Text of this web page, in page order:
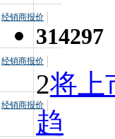
经销商报价
经销商报价
经销商报价
314297
2将上
趋